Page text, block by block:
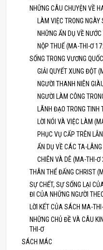
NHỮNG CÂU CHUYỆN VỀ
LÀM VIỆC TRONG
NHỮNG ẨN DỤ VỀ
NỘP THUẾ (MA-THI-Ơ
SỐNG TRONG VƯƠNG
GIẢI QUYẾT XUNG ĐỘT
NGƯỜI THANH NIÊN
NGƯỜI LÀM CÔNG
LÃNH ĐẠO TRONG
LỜI NÓI VÀ VIỆC LÀM
PHỤC VỤ CẤP TRÊN
ẨN DỤ VỀ CÁC TA-
CHIÊN VÀ DÊ (MA-THI-
THÂN THỂ ĐẤNG CHRIST
SỰ CHẾT, SỰ SỐNG LẠI
ĐI CỦA NHỮNG NGƯỜI
LỜI KẾT CỦA SÁCH MA-
NHỮNG CHỦ ĐỀ VÀ CÂU
THI-Ơ
SÁCH MÁC